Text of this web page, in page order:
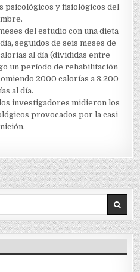
psicológicos y fisiológicos del
del estudio con una dieta
seguidos de seis meses de
al día (divididas entre
un período de rehabilitación
2000 calorías a 3.200
al día.
investigadores midieron los
provocados por la casi